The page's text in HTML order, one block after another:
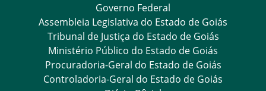
Governo Federal
Assembleia Legislativa do Estado de Goiás
Tribunal de Justiça do Estado de Goiás
Ministério Público do Estado de Goiás
Procuradoria-Geral do Estado de Goiás
Controladoria-Geral do Estado de Goiás